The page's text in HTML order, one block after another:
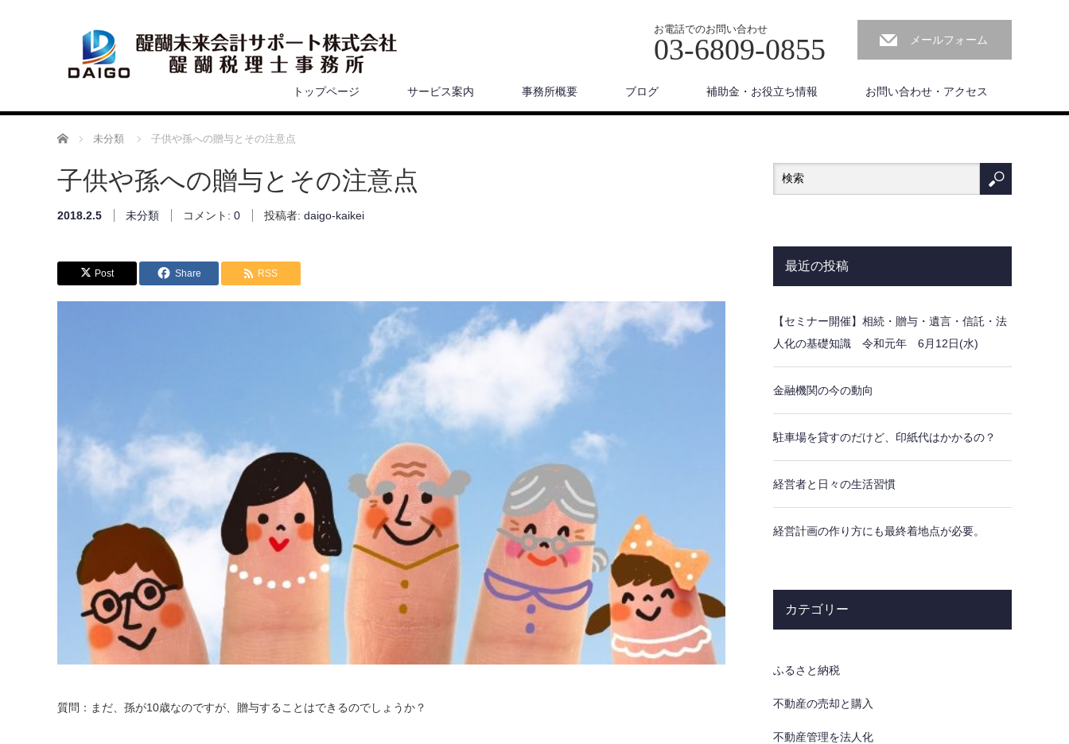
お電話でのお問い合わせ
03-6809-0855 メールフォーム
トップページ サービス案内 事務所概要 ブログ 補助金・お役立ち情報 お問い合わせ・アクセス
ホーム 未分類 子供や孫への贈与とその注意点
子供や孫への贈与とその注意点
2018.2.5 未分類 コメント: 0 投稿者: daigo-kaikei
Post Share RSS
質問：まだ、孫が10歳なのですが、贈与することはできるのでしょうか？
最近の投稿
【セミナー開催】相続・贈与・遺言・信託・法
人化の基礎知識 令和元年 6月12日(水)
金融機関の今の動向
駐車場を貸すのだけど、印紙代はかかるの？
経営者と日々の生活習慣
経営計画の作り方にも最終着地点が必要。
カテゴリー
ふるさと納税
不動産の売却と購入
不動産管理を法人化